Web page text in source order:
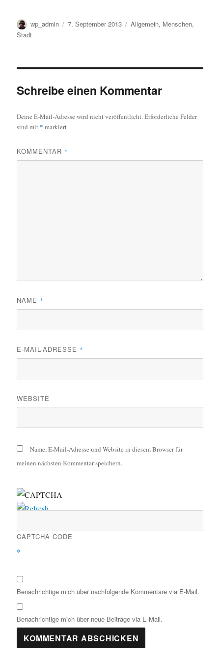
Autor
wp_admin
Veröffentlicht
7. September 2013 Kategorien
Allgemein, Menschen,
Stadt
Schreibe einen Kommentar
Deine E-Mail-Adresse wird nicht veröffentlicht.Erforderliche Felder
sind mit * markiert
KOMMENTAR *
NAME *
E-MAIL-ADRESSE *
WEBSITE
Name, E-Mail-Adresse und Website in diesem Browser für
meinen nächsten Kommentar speichern.
CAPTCHA CODE
*
Benachrichtige mich über nachfolgende Kommentare via E-Mail.
Benachrichtige mich über neue Beiträge via E-Mail.